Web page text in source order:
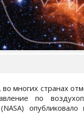
многих странах
по
опубликовало